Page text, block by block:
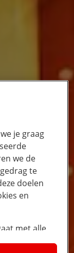
je graag
we de
te
doelen
en
met alle
dan